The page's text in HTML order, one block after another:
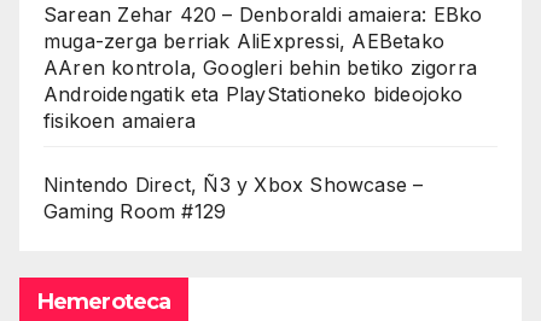
Sarean Zehar 420 – Denboraldi amaiera: EBko
muga-zerga berriak AliExpressi, AEBetako
AAren kontrola, Googleri behin betiko zigorra
Androidengatik eta PlayStationeko bideojoko
fisikoen amaiera
Nintendo Direct, Ñ3 y Xbox Showcase –
Gaming Room #129
Hemeroteca